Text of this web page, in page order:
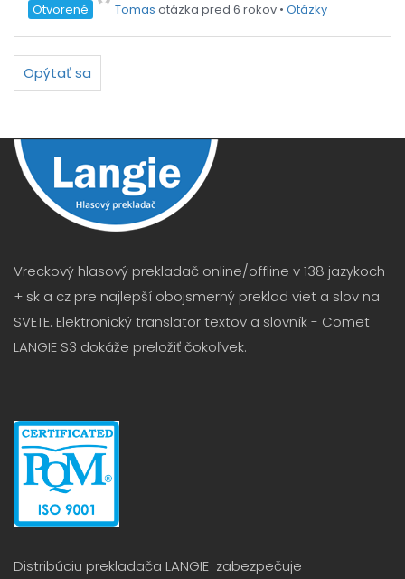
Otvorené Tomas otázka pred 6 rokov • Otázky
Opýtať sa
Vreckový hlasový prekladač online/offline v 138 jazykoch
+ sk a cz pre najlepší obojsmerný preklad viet a slov na
SVETE. Elektronický translator textov a slovník - Comet
LANGIE S3 dokáže preložiť čokoľvek.
Distribúciu prekladača LANGIE zabezpečuje